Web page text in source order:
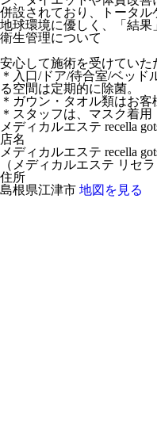
併設されており、トータル
地球環境に優しく、「結果
衛生管理について
安心して施術を受けていた
＊入口/ドア/待合室/ベッ
る空間は定期的に除菌。
＊ガウン・タオル類はお客
＊スタッフは、マスク着用
メディカルエステ recella
店名
メディカルエステ recella
（ メディカルエステ リセ
住所
島根県江津市 地図を見る